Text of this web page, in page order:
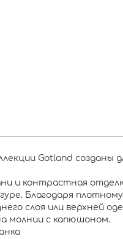
Gotland созданы
и контрастная
Благодаря
слоя или верхней
молнии с капюшоном.